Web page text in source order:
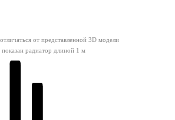
от представленной 3D модели
радиатор длиной 1 м